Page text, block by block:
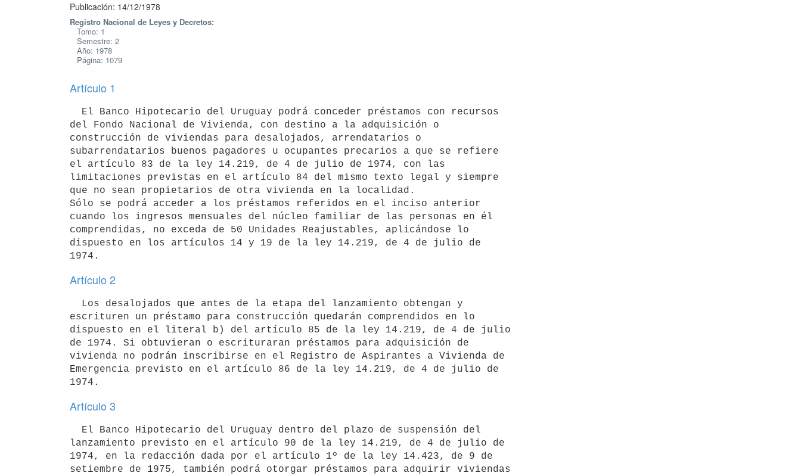
Publicación: 14/12/1978
Registro Nacional de Leyes y Decretos:
Tomo: 1
Semestre: 2
Año: 1978
Página: 1079
Artículo 1
del Fondo Nacional de Vivienda, con destino a la adquisición o
construcción de viviendas para desalojados, arrendatarios o
subarrendatarios buenos pagadores u ocupantes precarios a que se refiere
el artículo 83 de la ley 14.219, de 4 de julio de 1974, con las
limitaciones previstas en el artículo 84 del mismo texto legal y siempre
que no sean propietarios de otra vivienda en la localidad.
Sólo se podrá acceder a los préstamos referidos en el inciso anterior
cuando los ingresos mensuales del núcleo familiar de las personas en él
comprendidas, no exceda de 50 Unidades Reajustables, aplicándose lo
dispuesto en los artículos 14 y 19 de la ley 14.219, de 4 de julio de
Artículo 2
escrituren un préstamo para construcción quedarán comprendidos en lo
dispuesto en el literal b) del artículo 85 de la ley 14.219, de 4 de julio
de 1974. Si obtuvieran o escrituraran préstamos para adquisición de
vivienda no podrán inscribirse en el Registro de Aspirantes a Vivienda de
Emergencia previsto en el artículo 86 de la ley 14.219, de 4 de julio de
Artículo 3
lanzamiento previsto en el artículo 90 de la ley 14.219, de 4 de julio de
1974, en la redacción dada por el artículo 1º de la ley 14.423, de 9 de
setiembre de 1975, también podrá otorgar préstamos para adquirir viviendas